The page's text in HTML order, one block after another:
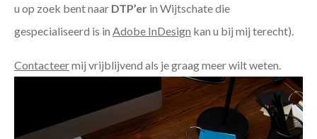
u op zoek bent naar DTP’er in Wijtschate die
gespecialiseerd is in Adobe InDesign kan u bij mij terecht).
Contacteermij vrijblijvend als je graag meer wilt weten.